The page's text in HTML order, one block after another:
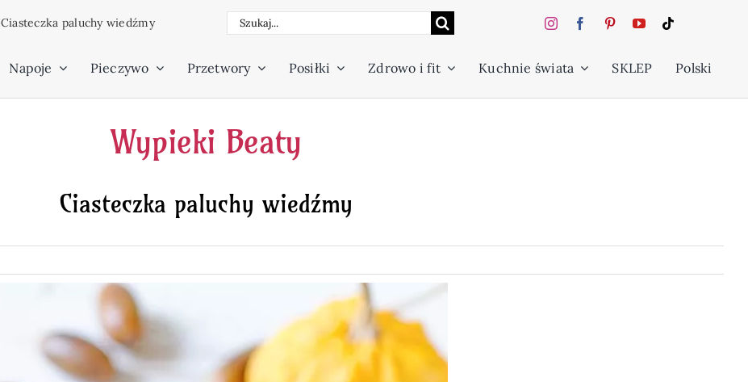
Ciasteczka paluchy wiedźmy Szukaj
Napoje Pieczywo Przetwory Posiłki Zdrowo i fit Kuchnie świata SKLEP Polski
Wypieki Beaty
Ciasteczka paluchy wiedźmy